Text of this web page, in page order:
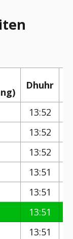
Dhuhr
13:52
13:52
13:52
13:51
13:51
13:51
13:51